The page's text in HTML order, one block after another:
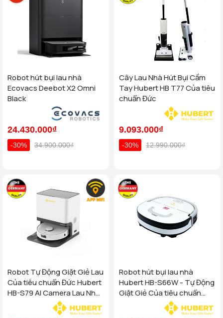
Robot hút bụi lau nhà
Ecovacs Deebot X2 Omni
Black
24.430.000₫
-30% 34.900.000₫
Cây Lau Nhà Hút Bụi Cầm
Tay Hubert HB T77 Của tiêu
chuẩn Đức
9.093.000₫
-30% 12.990.000₫
Robot Tự Động Giặt Giẻ Lau
Của tiêu chuẩn Đức Hubert
HB-S79 AI Camera Lau Nhà
Hút Bụi, diệt khuẩn
Robot hút bụi lau nhà
Hubert HB-S66W - Tự Động
Giặt Giẻ Của tiêu chuẩn